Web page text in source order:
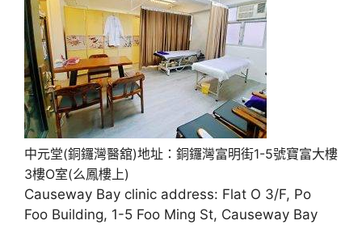
中元堂(銅鑼灣醫舘)地址：銅鑼灣富明街1-5號寶富大樓
3樓O室(么鳳樓上)
Causeway Bay clinic address: Flat O 3/F, Po
Foo Building, 1-5 Foo Ming St, Causeway Bay